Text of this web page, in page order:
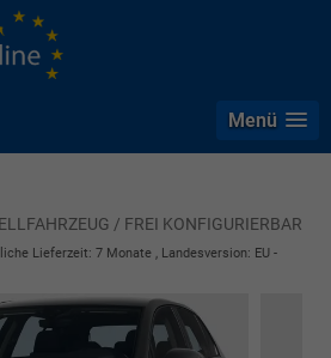
Menü
/ FREI KONFIGURIERBAR
Lieferzeit: 7 Monate , Landesversion: EU -